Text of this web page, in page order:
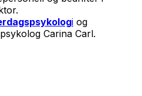
i og
Carina Carl.